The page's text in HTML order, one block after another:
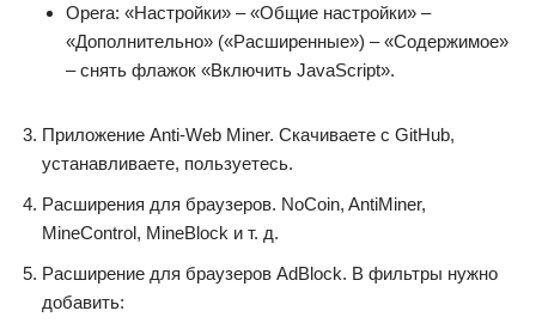
Opera: «Настройки» – «Общие настройки» –
«Дополнительно» («Расширенные») – «Содержимое»
– снять флажок «Включить JavaScript».
Приложение Anti-Web Miner. Скачиваете с GitHub,
устанавливаете, пользуетесь.
Расширения для браузеров. NoCoin, AntiMiner,
MineControl, MineBlock и т. д.
Расширение для браузеров AdBlock. В фильтры нужно
добавить: